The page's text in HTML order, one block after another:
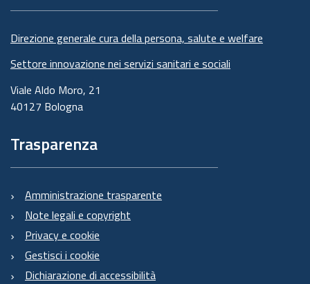
Direzione generale cura della persona, salute e welfare
Settore innovazione nei servizi sanitari e sociali
Viale Aldo Moro, 21
40127 Bologna
Trasparenza
Amministrazione trasparente
Note legali e copyright
Privacy e cookie
Gestisci i cookie
Dichiarazione di accessibilità